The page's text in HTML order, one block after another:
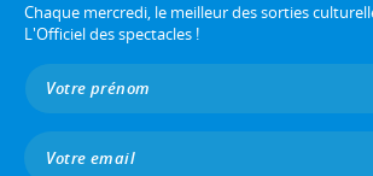
Chaque mercredi, le meilleur des sorties
L'Officiel des spectacles !